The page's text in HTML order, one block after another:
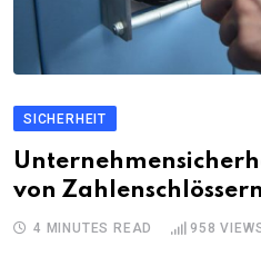
SICHERHEIT
von
4 MINUTES READ 958